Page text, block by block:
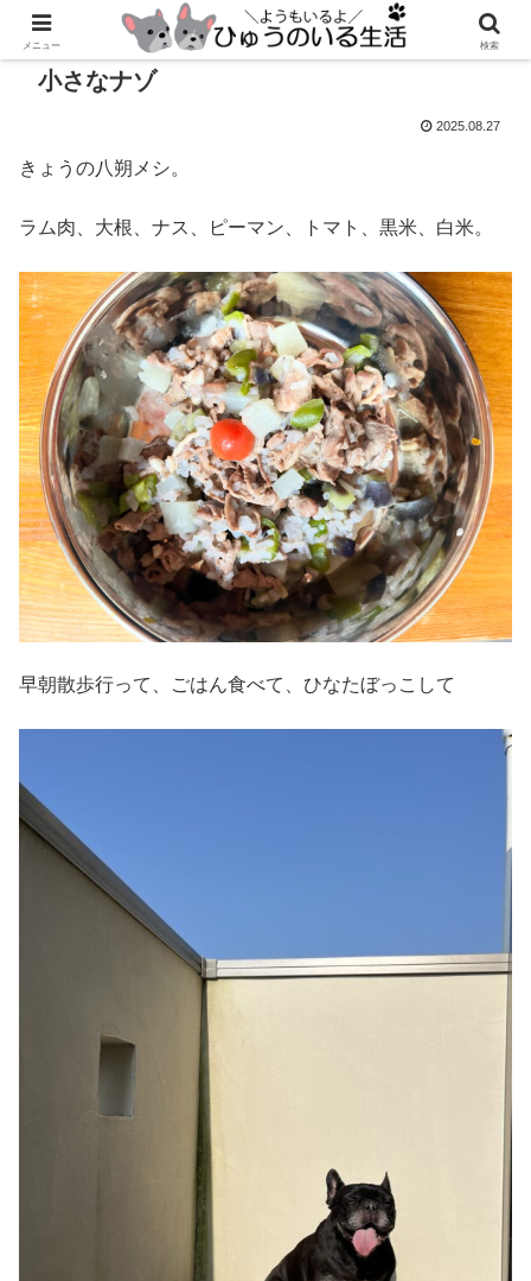
小さなナゾ
2025.08.27
きょうの八朔メシ。
ラム肉、大根、ナス、ピーマン、トマト、黒米、白米。
早朝散歩行って、ごはん食べて、ひなたぼっこして
メニュー 検索